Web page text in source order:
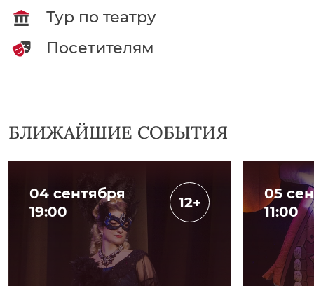
Тур по театру
Посетителям
БЛИЖАЙШИЕ СОБЫТИЯ
04 сентября
19:00
12+
05
11:00